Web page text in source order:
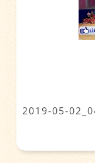
2019-05-